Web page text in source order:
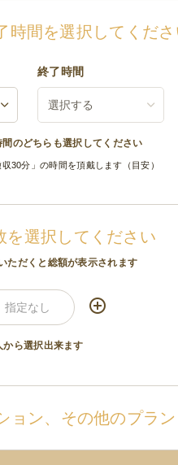
時間を選択してくださ
終了時間
のどちらも選択してください
30分」の時間を頂戴します（目安）
を選択してください
ただくと総額が表示されます
ら選択出来ます
ョン、その他のプラ